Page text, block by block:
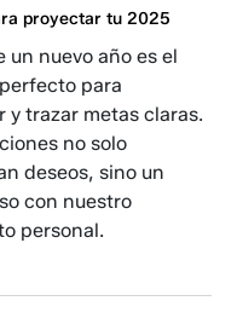
proyectar tu 2025
un nuevo año es el
para
y trazar metas claras.
no solo
deseos, sino un
con nuestro
personal.